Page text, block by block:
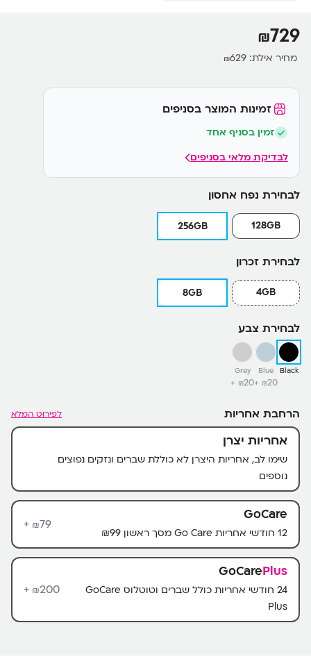
₪729
מחיר אילת: ₪629
זמינות המוצר בסניפים
זמין בסניף אחד
לבדיקת מלאי בסניפים
לבחירת נפח אחסון
128GB
256GB
לבחירת זכרון
4GB
8GB
לבחירת צבע
Black
Blue
₪20+
Grey
₪20+
הרחבת אחריות לפירוט המלא
אחריות יצרן
שימו לב, אחריות היצרן לא כוללת שברים ונזקים נפוצים
נוספים
GoCare
12 חודשי אחריות Go Care מסך ראשון ₪99
₪79+
GoCarePlus
24 חודשי אחריות כולל שברים וטוטלוס GoCare
Plus
₪200+